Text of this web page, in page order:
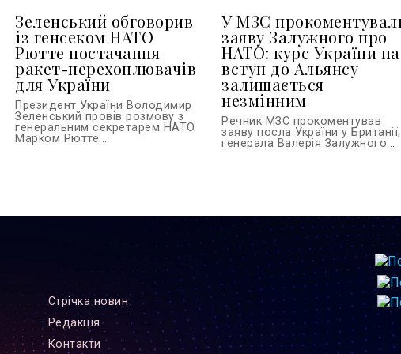
Зеленський обговорив
із генсеком НАТО
Рютте постачання
ракет-перехоплювачів
для України
Президент України Володимир
Зеленський провів розмову з
генеральним секретарем НАТО
Марком Рютте...
У МЗС
заяву Залужного про
НАТО: курс України на
вступ до Альянсу
залишається
незмінним
Речник МЗС прокоментував
заяву посла України у Британії,
генерала Валерія Залужного...
Стрiчка новин
Редакцiя
Контакти